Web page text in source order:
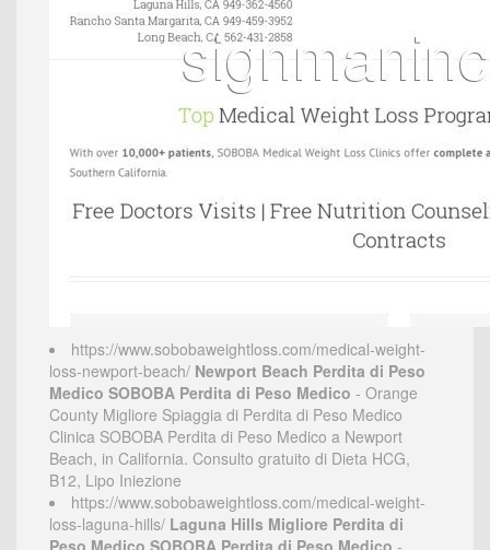
https://www.sobobaweightloss.com/medical-weight-
loss-newport-beach/ Newport Beach Perdita di Peso
Medico SOBOBA Perdita di Peso Medico - Orange
County Migliore Spiaggia di Perdita di Peso Medico
Clinica SOBOBA Perdita di Peso Medico a Newport
Beach, in California. Consulto gratuito di Dieta HCG,
B12, Lipo Iniezione
https://www.sobobaweightloss.com/medical-weight-
loss-laguna-hills/ Laguna Hills Migliore Perdita di
Peso Medico SOBOBA Perdita di Peso Medico -